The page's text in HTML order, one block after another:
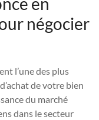
négocier
l’une des plus
de votre bien
du marché
dans le secteur